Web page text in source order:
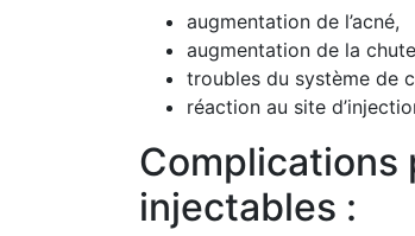
augmentation de l’acné,
augmentation de la
troubles du système de
réaction au site
Complications
injectables :